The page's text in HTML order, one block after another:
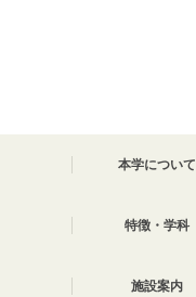
本学について
特徴・学科
施設案内